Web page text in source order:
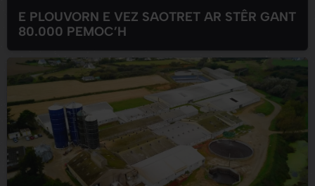
E PLOUVORN E VEZ SAOTRET AR STÊR GANT
80.000 PEMOC’H